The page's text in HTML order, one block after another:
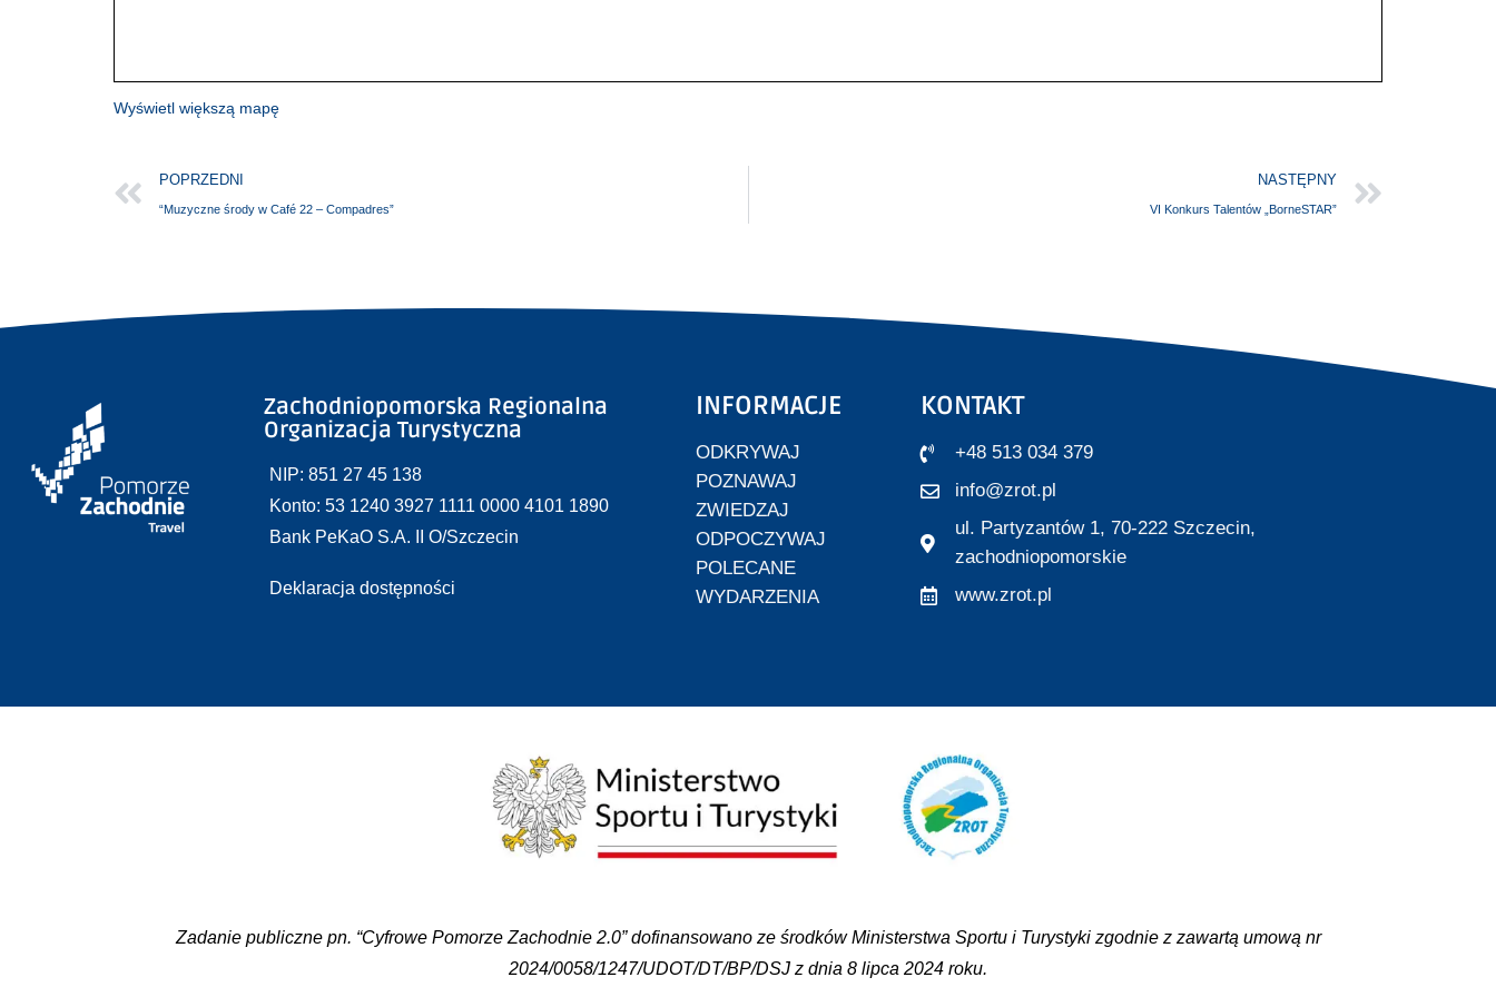
Wyświetl większą mapę
POPRZEDNI
“Muzyczne środy w Café 22 – Compadres”
NASTĘPNY
VI Konkurs Talentów „BorneSTAR”
Zachodniopomorska Regionalna
Organizacja Turystyczna
NIP: 851 27 45 138
Konto: 53 1240 3927 1111 0000 4101 1890
Bank PeKaO S.A. II O/Szczecin
Deklaracja dostępności
INFORMACJE
ODKRYWAJ
POZNAWAJ
ZWIEDZAJ
ODPOCZYWAJ
POLECANE
WYDARZENIA
KONTAKT
+48 513 034 379
info@zrot.pl
ul. Partyzantów 1, 70-222 Szczecin,
zachodniopomorskie
www.zrot.pl
Zadanie publiczne pn. “Cyfrowe Pomorze Zachodnie 2.0” dofinansowano ze środków Ministerstwa Sportu i Turystyki zgodnie z zawartą umową nr
2024/0058/1247/UDOT/DT/BP/DSJ z dnia 8 lipca 2024 roku.